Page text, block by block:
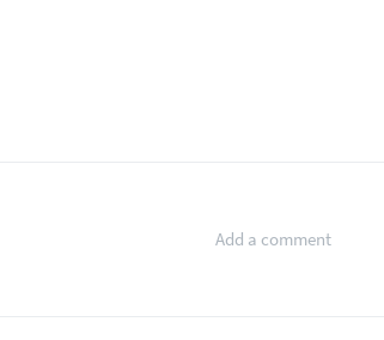
Add a comment